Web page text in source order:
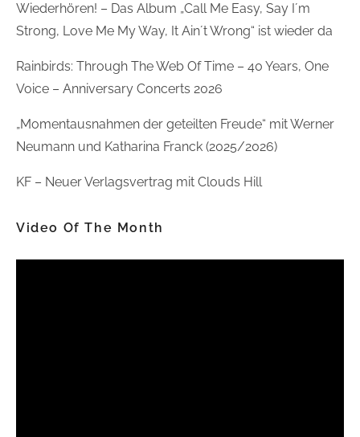
Wiederhören! – Das Album „Call Me Easy, Say I´m
Strong, Love Me My Way, It Ain´t Wrong“ ist wieder da
Rainbirds: Through The Web Of Time – 40 Years, One
Voice – Anniversary Concerts 2026
„Momentausnahmen der geteilten Freude“ mit Werner
Neumann und Katharina Franck (2025/2026)
KF – Neuer Verlagsvertrag mit Clouds Hill
Video Of The Month